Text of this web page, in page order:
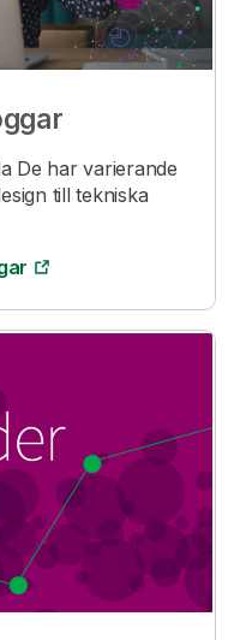
De har varierande
till tekniska